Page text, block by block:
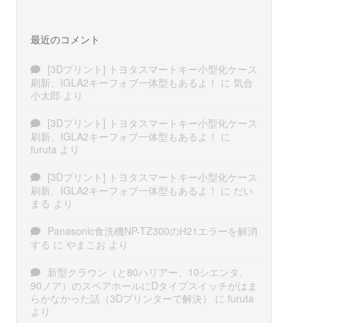
最近のコメント
[3Dプリント] トヨタスマートキー小型化ケース
刷新、IGLA2キーフォブ一体型もあるよ！ に 気合
小太郎 より
[3Dプリント] トヨタスマートキー小型化ケース
刷新、IGLA2キーフォブ一体型もあるよ！ に
furuta より
[3Dプリント] トヨタスマートキー小型化ケース
刷新、IGLA2キーフォブ一体型もあるよ！ に だい
まる より
Panasonic食洗機NP-TZ300のH21エラーを解消
する に やまこお より
新型クラウン（と80ハリアー、10シエンタ、
90ノア）のスペアホールにDタイプスイッチがはま
らかなかった話（3Dプリンターで解決）
に furuta
より